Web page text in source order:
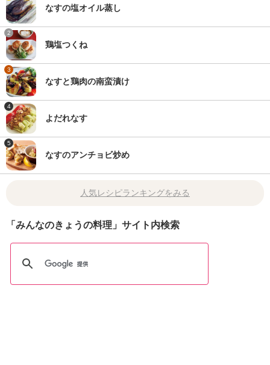
なすの塩オイル蒸し
2
鶏塩つくね
3
なすと鶏肉の南蛮漬け
4
よだれなす
5
なすのアンチョビ炒め
人気レシピランキングをみる
「みんなのきょうの料理」サイト内検索